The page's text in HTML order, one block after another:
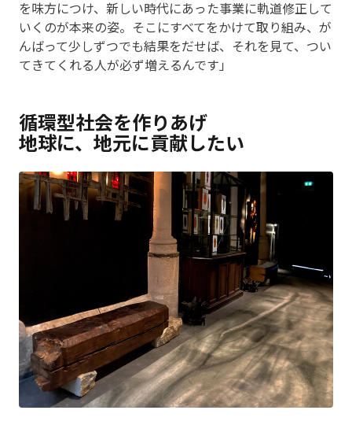
を味方につけ、新しい時代にあった事業に軌道修正して
いくのが本来の姿。そこにすべてをかけて取り組み、が
んばって少しずつでも結果をだせば、それを見て、つい
てきてくれる人が必ず増えるんです」
循環型社会を作りあげ
地球に、地元に貢献したい